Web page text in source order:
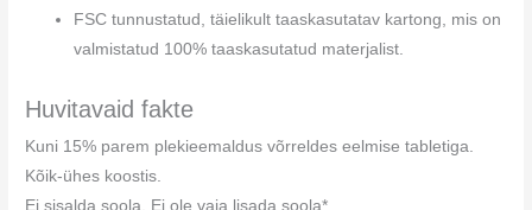
FSC tunnustatud, täielikult taaskasutatav kartong, mis on
valmistatud 100% taaskasutatud materjalist.
Huvitavaid fakte
Kuni 15% parem plekieemaldus võrreldes eelmise tabletiga.
Kõik-ühes koostis.
Ei sisalda soola. Ei ole vaja lisada soola*